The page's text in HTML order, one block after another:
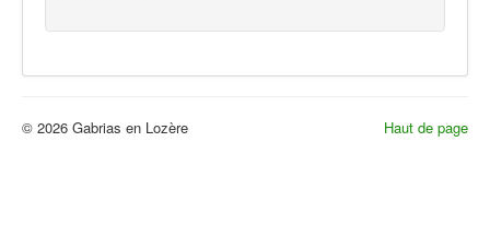
Haut de page
© 2026 Gabrias en Lozère